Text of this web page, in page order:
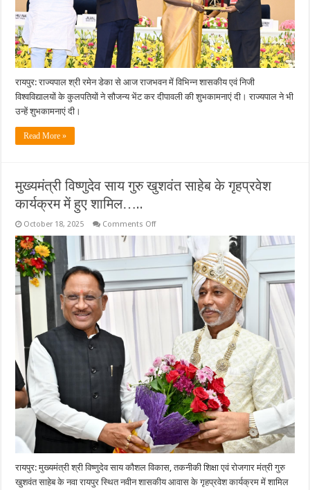
रायपुर: राज्यपाल श्री रमेन डेका से आज राजभवन में विभिन्न शासकीय एवं निजी
विश्वविद्यालयों के कुलपतियों ने सौजन्य भेंट कर दीपावली की शुभकामनाएं दी। राज्यपाल ने भी
उन्हें शुभकामनाएं दी।
Read More »
मुख्यमंत्री विष्णुदेव साय गुरु खुशवंत साहेब के गृहप्रवेश
कार्यक्रम में हुए शामिल…..
October 18, 2025 Comments Offon
खुशवंत
साहेब
के
शामिल…..
रायपुर: मुख्यमंत्री श्री विष्णुदेव साय कौशल विकास, तकनीकी शिक्षा एवं रोजगार मंत्री गुरु
खुशवंत साहेब के नवा रायपुर स्थित नवीन शासकीय आवास के गृहप्रवेश कार्यक्रम में शामिल